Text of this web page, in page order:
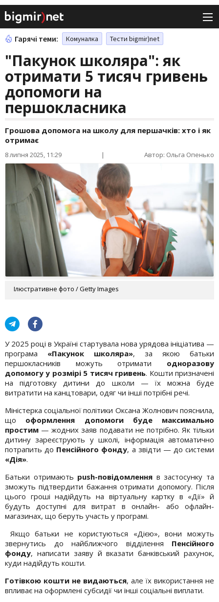
Гарячі теми: Комуналка Тести bigmir)net
"Пакунок школяра": як
отримати 5 тисяч гривень
допомоги на
першокласника
Грошова допомога на школу для першачків: хто і як
отримає
8 липня 2025, 11:29 | Автор: Ольга Опенько
Ілюстративне фото / Getty Images
У 2025 році в Україні стартувала нова урядова ініціатива —
програма «Пакунок школяра», за якою батьки
першокласників можуть отримати одноразову
допомогу у розмірі 5 тисяч гривень. Кошти призначені
на підготовку дитини до школи — їх можна буде
витратити на канцтовари, одяг чи інші потрібні речі.
Міністерка соціальної політики Оксана Жолнович пояснила,
що оформлення допомоги буде максимально
простим — жодних заяв подавати не потрібно. Як тільки
дитину зареєструють у школі, інформація автоматично
потрапить до Пенсійного фонду, а звідти — до системи
«Дія».
Батьки отримають push-повідомлення в застосунку та
зможуть підтвердити бажання отримати допомогу. Після
цього гроші надійдуть на віртуальну картку в «Дії» й
будуть доступні для витрат в онлайн- або офлайн-
магазинах, що беруть участь у програмі.
Якщо батьки не користуються «Дією», вони можуть
звернутись до найближчого відділення Пенсійного
фонду, написати заяву й вказати банківський рахунок,
куди надійдуть кошти.
Готівкою кошти не видаються, але їх використання не
впливає на оформлені субсидії чи інші соціальні виплати.